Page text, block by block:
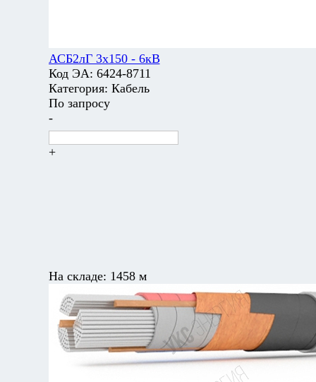
АСБ2лГ 3х150 - 6кВ
Код ЭА: 6424-8711
Категория: Кабель
По запросу
-
+
На складе: 1458 м